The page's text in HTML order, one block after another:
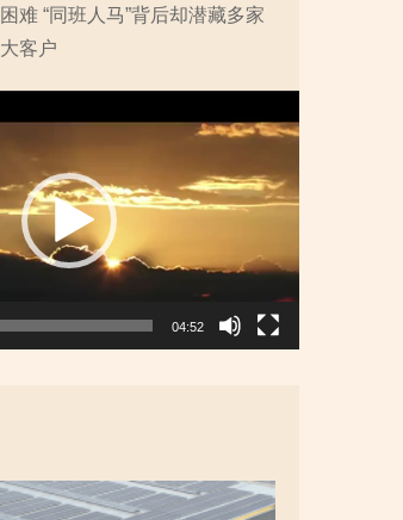
困难 “同班人马”背后却潜藏多家
大客户
04:52